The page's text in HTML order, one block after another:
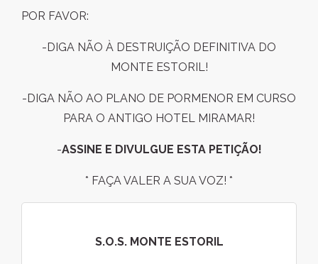
POR FAVOR:
-DIGA NÃO À DESTRUIÇÃO DEFINITIVA DO
MONTE ESTORIL!
-DIGA NÃO AO PLANO DE PORMENOR EM CURSO
PARA O ANTIGO HOTEL MIRAMAR!
-ASSINE E DIVULGUE ESTA PETIÇÃO!
* FAÇA VALER A SUA VOZ! *
S.O.S. MONTE ESTORIL